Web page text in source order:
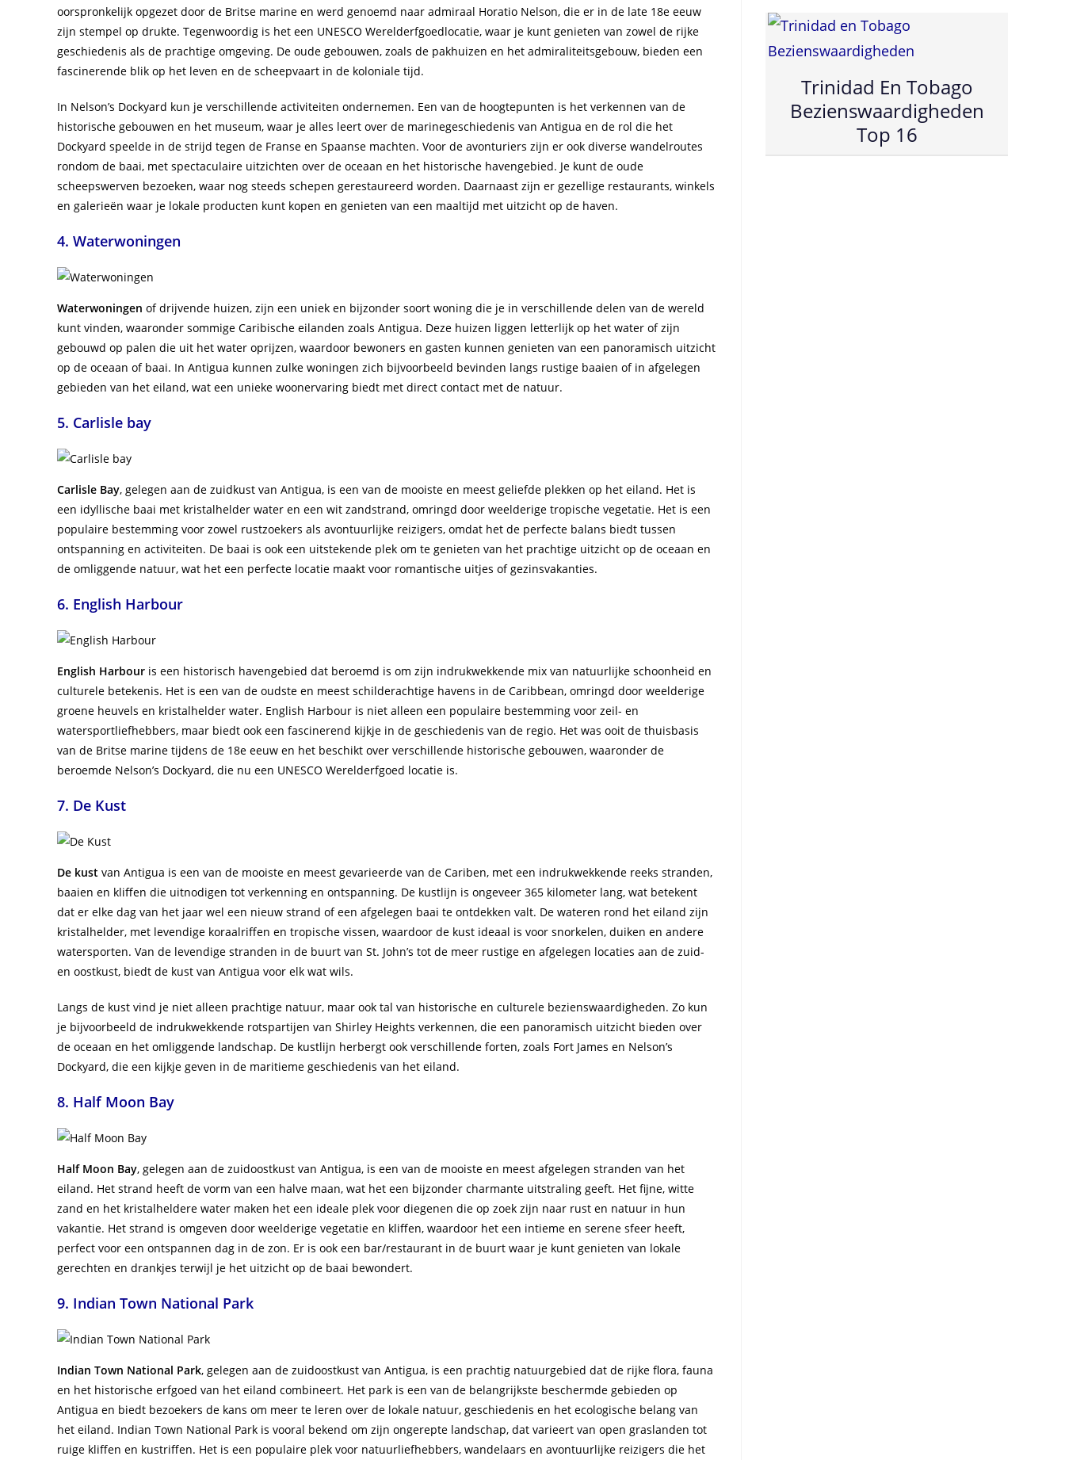
oorspronkelijk opgezet door de Britse marine en werd genoemd naar admiraal Horatio Nelson, die er in de late 18e eeuw
zijn stempel op drukte. Tegenwoordig is het een UNESCO Werelderfgoedlocatie, waar je kunt genieten van zowel de rijke
geschiedenis als de prachtige omgeving. De oude gebouwen, zoals de pakhuizen en het admiraliteitsgebouw, bieden een
fascinerende blik op het leven en de scheepvaart in de koloniale tijd.
In Nelson’s Dockyard kun je verschillende activiteiten ondernemen. Een van de hoogtepunten is het verkennen van de
historische gebouwen en het museum, waar je alles leert over de marinegeschiedenis van Antigua en de rol die het
Dockyard speelde in de strijd tegen de Franse en Spaanse machten. Voor de avonturiers zijn er ook diverse wandelroutes
rondom de baai, met spectaculaire uitzichten over de oceaan en het historische havengebied. Je kunt de oude
scheepswerven bezoeken, waar nog steeds schepen gerestaureerd worden. Daarnaast zijn er gezellige restaurants, winkels
en galerieën waar je lokale producten kunt kopen en genieten van een maaltijd met uitzicht op de haven.
4. Waterwoningen
Waterwoningen of drijvende huizen, zijn een uniek en bijzonder soort woning die je in verschillende delen van de wereld
kunt vinden, waaronder sommige Caribische eilanden zoals Antigua. Deze huizen liggen letterlijk op het water of zijn
gebouwd op palen die uit het water oprijzen, waardoor bewoners en gasten kunnen genieten van een panoramisch uitzicht
op de oceaan of baai. In Antigua kunnen zulke woningen zich bijvoorbeeld bevinden langs rustige baaien of in afgelegen
gebieden van het eiland, wat een unieke woonervaring biedt met direct contact met de natuur.
5. Carlisle bay
Carlisle Bay, gelegen aan de zuidkust van Antigua, is een van de mooiste en meest geliefde plekken op het eiland. Het is
een idyllische baai met kristalhelder water en een wit zandstrand, omringd door weelderige tropische vegetatie. Het is een
populaire bestemming voor zowel rustzoekers als avontuurlijke reizigers, omdat het de perfecte balans biedt tussen
ontspanning en activiteiten. De baai is ook een uitstekende plek om te genieten van het prachtige uitzicht op de oceaan en
de omliggende natuur, wat het een perfecte locatie maakt voor romantische uitjes of gezinsvakanties.
6. English Harbour
English Harbour is een historisch havengebied dat beroemd is om zijn indrukwekkende mix van natuurlijke schoonheid en
culturele betekenis. Het is een van de oudste en meest schilderachtige havens in de Caribbean, omringd door weelderige
groene heuvels en kristalhelder water. English Harbour is niet alleen een populaire bestemming voor zeil- en
watersportliefhebbers, maar biedt ook een fascinerend kijkje in de geschiedenis van de regio. Het was ooit de thuisbasis
van de Britse marine tijdens de 18e eeuw en het beschikt over verschillende historische gebouwen, waaronder de
beroemde Nelson’s Dockyard, die nu een UNESCO Werelderfgoed locatie is.
7. De Kust
De kust van Antigua is een van de mooiste en meest gevarieerde van de Cariben, met een indrukwekkende reeks stranden,
baaien en kliffen die uitnodigen tot verkenning en ontspanning. De kustlijn is ongeveer 365 kilometer lang, wat betekent
dat er elke dag van het jaar wel een nieuw strand of een afgelegen baai te ontdekken valt. De wateren rond het eiland zijn
kristalhelder, met levendige koraalriffen en tropische vissen, waardoor de kust ideaal is voor snorkelen, duiken en andere
watersporten. Van de levendige stranden in de buurt van St. John’s tot de meer rustige en afgelegen locaties aan de zuid-
en oostkust, biedt de kust van Antigua voor elk wat wils.
Langs de kust vind je niet alleen prachtige natuur, maar ook tal van historische en culturele bezienswaardigheden. Zo kun
je bijvoorbeeld de indrukwekkende rotspartijen van Shirley Heights verkennen, die een panoramisch uitzicht bieden over
de oceaan en het omliggende landschap. De kustlijn herbergt ook verschillende forten, zoals Fort James en Nelson’s
Dockyard, die een kijkje geven in de maritieme geschiedenis van het eiland.
8. Half Moon Bay
Half Moon Bay, gelegen aan de zuidoostkust van Antigua, is een van de mooiste en meest afgelegen stranden van het
eiland. Het strand heeft de vorm van een halve maan, wat het een bijzonder charmante uitstraling geeft. Het fijne, witte
zand en het kristalheldere water maken het een ideale plek voor diegenen die op zoek zijn naar rust en natuur in hun
vakantie. Het strand is omgeven door weelderige vegetatie en kliffen, waardoor het een intieme en serene sfeer heeft,
perfect voor een ontspannen dag in de zon. Er is ook een bar/restaurant in de buurt waar je kunt genieten van lokale
gerechten en drankjes terwijl je het uitzicht op de baai bewondert.
9. Indian Town National Park
Indian Town National Park, gelegen aan de zuidoostkust van Antigua, is een prachtig natuurgebied dat de rijke flora, fauna
en het historische erfgoed van het eiland combineert. Het park is een van de belangrijkste beschermde gebieden op
Antigua en biedt bezoekers de kans om meer te leren over de lokale natuur, geschiedenis en het ecologische belang van
het eiland. Indian Town National Park is vooral bekend om zijn ongerepte landschap, dat varieert van open graslanden tot
ruige kliffen en kustriffen. Het is een populaire plek voor natuurliefhebbers, wandelaars en avontuurlijke reizigers die het
Trinidad En Tobago
Bezienswaardigheden
Top 16